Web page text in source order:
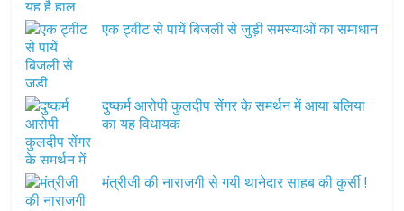
एक ट्वीट से पायें बिजली से जुड़ी समस्याओं का समाधान
दुष्कर्म आरोपी कुलदीप सेंगर के समर्थन में आया बलिया
का यह विधायक
मंत्रीजी की नाराजगी से गयी थानेदार साहब की कुर्सी !